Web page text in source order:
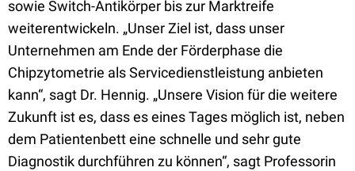
sowie Switch-Antikörper bis zur Marktreife
weiterentwickeln. „Unser Ziel ist, dass unser
Unternehmen am Ende der Förderphase die
Chipzytometrie als Servicedienstleistung anbieten
kann“, sagt Dr. Hennig. „Unsere Vision für die weitere
Zukunft ist es, dass es eines Tages möglich ist, neben
dem Patientenbett eine schnelle und sehr gute
Diagnostik durchführen zu können“, sagt Professorin